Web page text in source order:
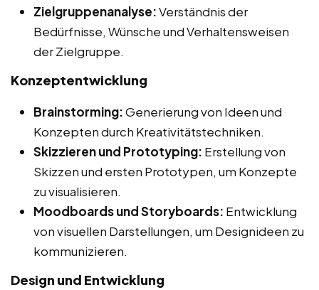
Zielgruppenanalyse:Verständnis der
Bedürfnisse, Wünsche und Verhaltensweisen
der Zielgruppe.
Konzeptentwicklung
Brainstorming:Generierung von Ideen und
Konzepten durch Kreativitätstechniken.
Skizzieren und Prototyping: Erstellung von
Skizzen und ersten Prototypen, um Konzepte
zu visualisieren.
Moodboards und Storyboards: Entwicklung
von visuellen Darstellungen, um Designideen zu
kommunizieren.
Design und Entwicklung